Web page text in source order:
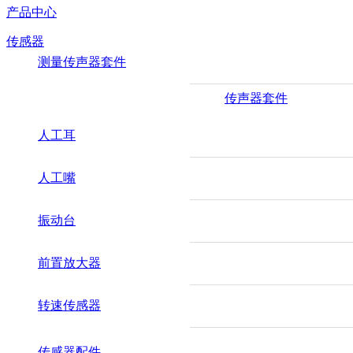
产品中心
传感器
测量传声器套件
传声器套件
人工耳
人工嘴
振动台
前置放大器
转速传感器